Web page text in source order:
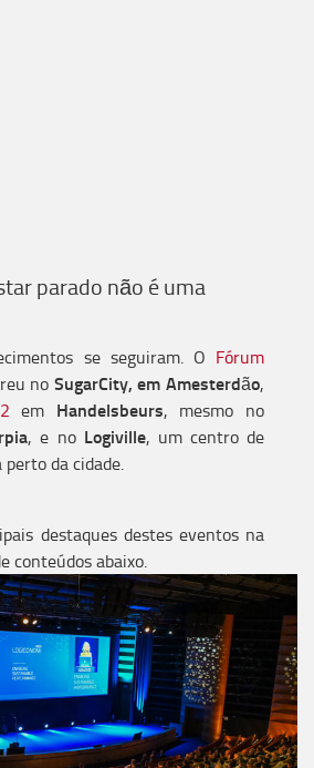
parado não é uma
se seguiram. O Fórum
no SugarCity, em Amesterdão,
em Handelsbeurs, mesmo no
, e no Logiville, um centro de
da cidade.
destaques destes eventos na
conteúdos abaixo.